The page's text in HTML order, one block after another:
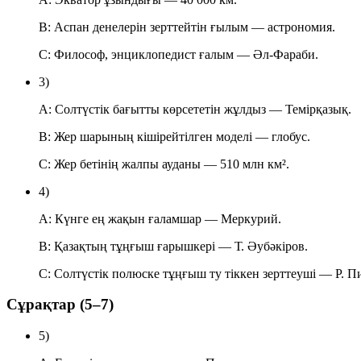
B: Аспан денелерін зерттейтін ғылым — астрономия.
C: Философ, энциклопедист ғалым — Әл-Фараби.
3)
A: Солтүстік бағытты көрсететін жұлдыз — Темірқазық.
B: Жер шарының кішірейтілген моделі — глобус.
C: Жер бетінің жалпы ауданы — 510 млн км².
4)
A: Күнге ең жақын ғаламшар — Меркурий.
B: Қазақтың тұңғыш ғарышкері — Т. Әубәкіров.
C: Солтүстік полюске тұңғыш ту тіккен зерттеуші — Р.
Сұрақтар (5–7)
5)